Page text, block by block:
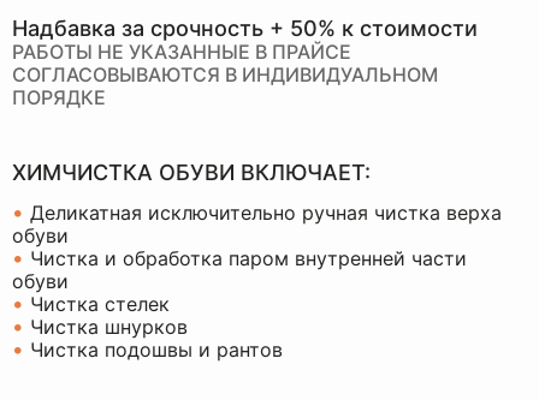
Надбавка за срочность + 50% к стоимости
РАБОТЫ НЕ УКАЗАННЫЕ В ПРАЙСЕ
СОГЛАСОВЫВАЮТСЯ В ИНДИВИДУАЛЬНОМ
ПОРЯДКЕ
ХИМЧИСТКА ОБУВИ ВКЛЮЧАЕТ:
• Деликатная исключительно ручная чистка верха
обуви
• Чистка и обработка паром внутренней части
обуви
• Чистка стелек
• Чистка шнурков
• Чистка подошвы и рантов